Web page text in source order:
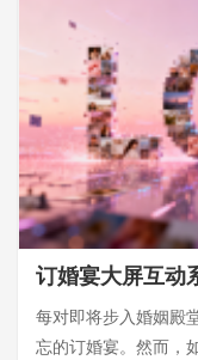
每对即将步入婚姻殿
忘的订婚宴。然而，